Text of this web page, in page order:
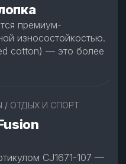
премиум-
износостойкостью.
cotton) — это более
/ ОТДЫХ И СПОРТ
CJ1671-107 —